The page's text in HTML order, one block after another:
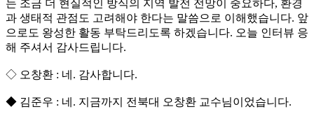
는 조금 더 현실적인 방식의 지역 발전 전망이 중요하다, 환경
과 생태적 관점도 고려해야 한다는 말씀으로 이해했습니다. 앞
으로도 왕성한 활동 부탁드리도록 하겠습니다. 오늘 인터뷰 응
해 주셔서 감사드립니다.
◇ 오창환 : 네. 감사합니다.
◆ 김준우 : 네. 지금까지 전북대 오창환 교수님이었습니다.